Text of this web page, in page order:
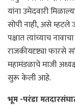
यांना उमेदवारी
सोपी नाही, असे म्हटले
पक्षात त्यांच्याच
राजकीयदृष्ट्या फारसे
महामंडळाचे माजी
सुरू केली आहे.
भूम -परंडा मतदारसंघात